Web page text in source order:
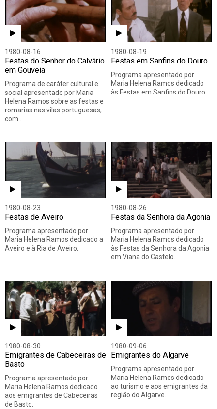
1980-08-16
Festas do Senhor do Calvário
em Gouveia
Programa de caráter cultural e
social apresentado por Maria
Helena Ramos sobre as festas e
romarias nas vilas portuguesas,
com…
1980-08-19
Festas em Sanfins do Douro
Programa apresentado por
Maria Helena Ramos dedicado
às Festas em Sanfins do Douro.
1980-08-23
Festas de Aveiro
Programa apresentado por
Maria Helena Ramos dedicado a
Aveiro e à Ria de Aveiro.
1980-08-26
Festas da Senhora da Agonia
Programa apresentado por
Maria Helena Ramos dedicado
às Festas da Senhora da Agonia
em Viana do Castelo.
1980-08-30
Emigrantes de Cabeceiras de
Basto
Programa apresentado por
Maria Helena Ramos dedicado
aos emigrantes de Cabeceiras
de Basto.
1980-09-06
Emigrantes do Algarve
Programa apresentado por
Maria Helena Ramos dedicado
ao turismo e aos emigrantes da
região do Algarve.